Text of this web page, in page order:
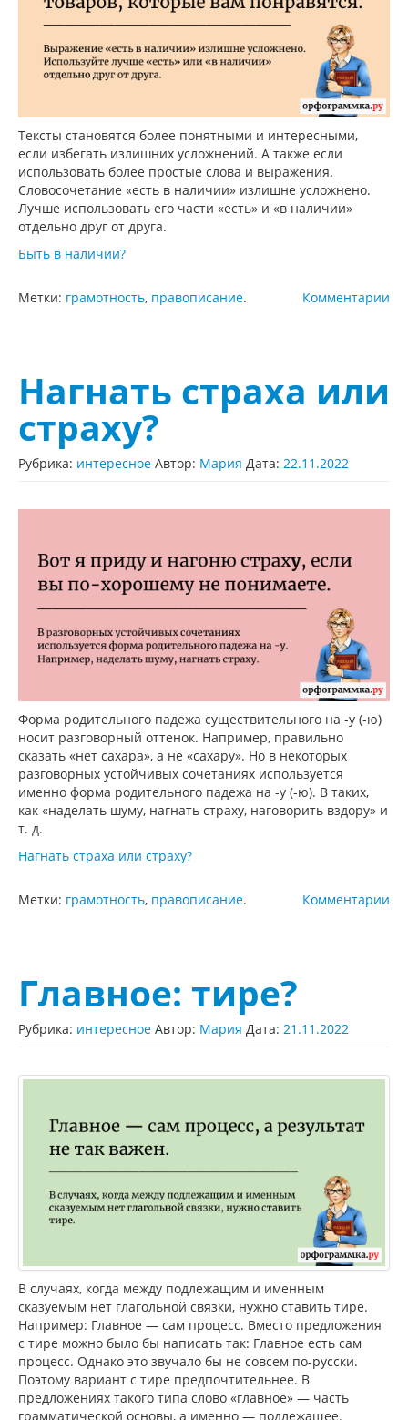
Тексты становятся более понятными и интересными,
если избегать излишних усложнений. А также если
использовать более простые слова и выражения.
Словосочетание «есть в наличии» излишне усложнено.
Лучше использовать его части «есть» и «в наличии»
отдельно друг от друга.
Быть в наличии?
Комментарии
Метки: грамотность, правописание.
Нагнать страха или
страху?
Рубрика: интересное Автор: Мария Дата: 22.11.2022
Форма родительного падежа существительного на -у (-ю)
носит разговорный оттенок. Например, правильно
сказать «нет сахара», а не «сахару». Но в некоторых
разговорных устойчивых сочетаниях используется
именно форма родительного падежа на -у (-ю). В таких,
как «наделать шуму, нагнать страху, наговорить вздору» и
т. д.
Нагнать страха или страху?
Комментарии
Метки: грамотность, правописание.
Главное: тире?
Рубрика: интересное Автор: Мария Дата: 21.11.2022
В случаях, когда между подлежащим и именным
сказуемым нет глагольной связки, нужно ставить тире.
Например: Главное — сам процесс. Вместо предложения
с тире можно было бы написать так: Главное есть сам
процесс. Однако это звучало бы не совсем по-русски.
Поэтому вариант с тире предпочтительнее. В
предложениях такого типа слово «главное» — часть
грамматической основы, а именно — подлежащее.